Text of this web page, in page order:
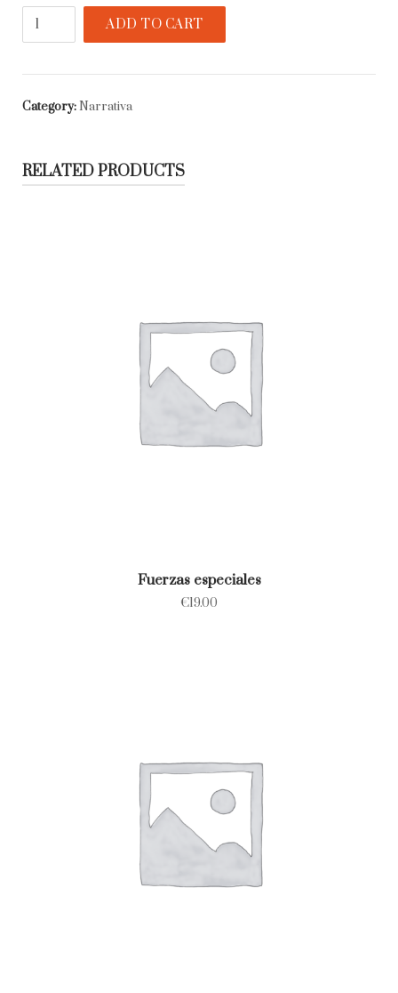
Cuentos
Alhambra
quantity
ADD TO CART
Category:Narrativa
RELATED PRODUCTS
Fuerzas especiales
€19.00